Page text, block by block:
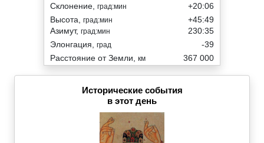
Склонение, град:мин
+20:06
Высота, град:мин
Азимут, град:мин
+45:49
230:35
Элонгация, град
-39
Расстояние от Земли, км 367 000
Исторические события
в этот день